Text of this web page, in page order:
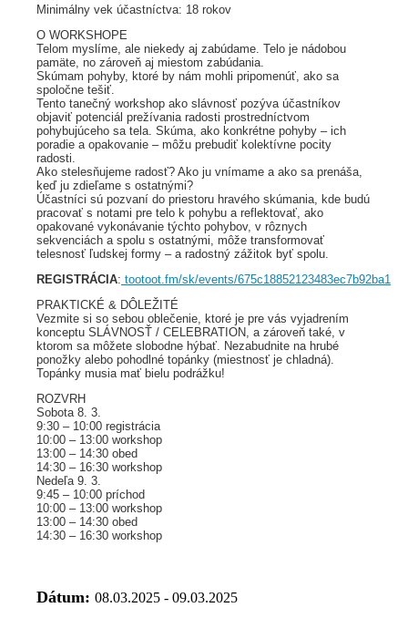
Minimálny vek účastníctva: 18 rokov
O WORKSHOPE
Telom myslíme, ale niekedy aj zabúdame. Telo je nádobou
pamäte, no zároveň aj miestom zabúdania.
Skúmam pohyby, ktoré by nám mohli pripomenúť, ako sa
spoločne tešiť.
Tento tanečný workshop ako slávnosť pozýva účastníkov
objaviť potenciál prežívania radosti prostredníctvom
pohybujúceho sa tela. Skúma, ako konkrétne pohyby – ich
poradie a opakovanie – môžu prebudiť kolektívne pocity
radosti.
Ako stelesňujeme radosť? Ako ju vnímame a ako sa prenáša,
keď ju zdieľame s ostatnými?
Účastníci sú pozvaní do priestoru hravého skúmania, kde budú
pracovať s notami pre telo k pohybu a reflektovať, ako
opakované vykonávanie týchto pohybov, v rôznych
sekvenciách a spolu s ostatnými, môže transformovať
telesnosť ľudskej formy – a radostný zážitok byť spolu.
REGISTRÁCIA: tootoot.fm/sk/events/675c18852123483ec7b92ba1
PRAKTICKÉ & DÔLEŽITÉ
Vezmite si so sebou oblečenie, ktoré je pre vás vyjadrením
konceptu SLÁVNOSŤ / CELEBRATION, a zároveň také, v
ktorom sa môžete slobodne hýbať. Nezabudnite na hrubé
ponožky alebo pohodlné topánky (miestnosť je chladná).
Topánky musia mať bielu podrážku!
ROZVRH
Sobota 8. 3.
9:30 – 10:00 registrácia
10:00 – 13:00 workshop
13:00 – 14:30 obed
14:30 – 16:30 workshop
Nedeľa 9. 3.
9:45 – 10:00 príchod
10:00 – 13:00 workshop
13:00 – 14:30 obed
14:30 – 16:30 workshop
Dátum: 08.03.2025 - 09.03.2025